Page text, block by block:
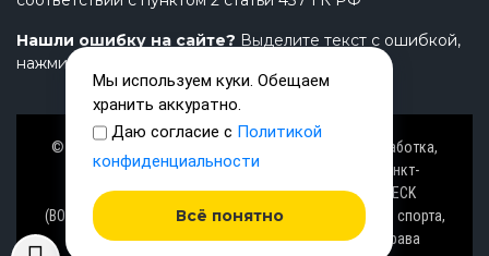
Нашли ошибку на сайте? Выделите текст с ошибкой,
нажмите Ctrl+Enter и напишите нам.
© Завод TimeTrial (ТаймТриал) - производство, разработка,
проектирование надувных изделий, товаров в Санкт-
Петербурге с 2000 г. из ПВХ (PVC), ТПУ (TPU), AIRDECK
(ВОЗДУШНАЯ ПАЛУБА), OXFORD (ОКСФОРД) ткани для спорта,
активного отдыха на воде и аттракционов. Все права
Мы используем куки. Обещаем
хранить аккуратно.
Даю согласие с Политикой
конфиденциальности
Всё понятно